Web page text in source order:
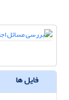
فایل ها